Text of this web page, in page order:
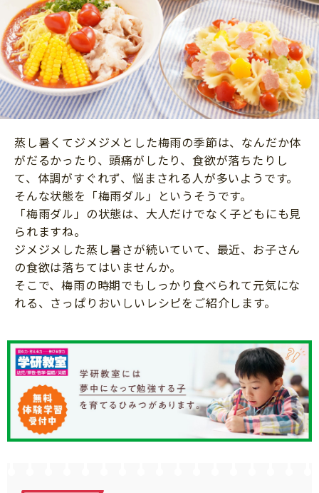
幼稚園・保育園
小学校
科学・プログラミング
教育・学習
絵本・読み聞かせ
自由研究・工作
読書感想文
本・読書
運動・あそび・ゲーム
英語
習い事
知育
住まい
ファッション・美容
行事・イベント
トラブル
親子でいっしょに
人間関係
おでかけ
家族
料理
マネー
健康
こそだてマンガ
蒸し暑くてジメジメとした梅雨の季節は、なんだか体
がだるかったり、頭痛がしたり、食欲が落ちたりし
て、体調がすぐれず、悩まされる人が多いようです。
そんな状態を「梅雨ダル」というそうです。
「梅雨ダル」の状態は、大人だけでなく子どもにも見
られますね。
ジメジメした蒸し暑さが続いていて、最近、お子さん
の食欲は落ちてはいませんか。
そこで、梅雨の時期でもしっかり食べられて元気にな
れる、さっぱりおいしいレシピをご紹介します。